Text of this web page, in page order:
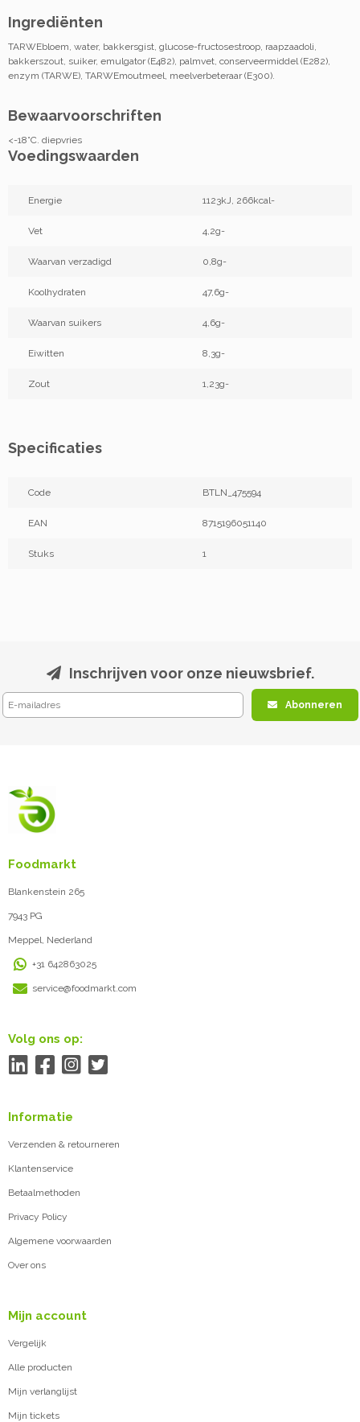
Ingrediënten
TARWEbloem, water, bakkersgist, glucose-fructosestroop, raapzaadoli,
bakkerszout, suiker, emulgator (E482), palmvet, conserveermiddel (E282),
enzym (TARWE), TARWEmoutmeel, meelverbeteraar (E300).
Bewaarvoorschriften
<-18°C. diepvries
Voedingswaarden
Energie 1123kJ, 266kcal-
Vet 4,2g-
Waarvan verzadigd 0,8g-
Koolhydraten 47,6g-
Waarvan suikers 4,6g-
Eiwitten 8,3g-
Zout 1,23g-
Specificaties
Code BTLN_475594
EAN 8715196051140
Stuks 1
Inschrijven voor onze nieuwsbrief.
Abonneren
Foodmarkt
Blankenstein 265
7943 PG
Meppel, Nederland
+31 642863025
service@foodmarkt.com
Volg ons op:
Informatie
Verzenden & retourneren
Klantenservice
Betaalmethoden
Privacy Policy
Algemene voorwaarden
Over ons
Mijn account
Vergelijk
Alle producten
Mijn verlanglijst
Mijn tickets